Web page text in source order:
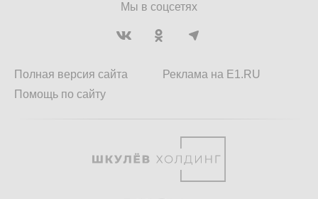
Мы в соцсетях
Полная версия сайта
Помощь по сайту
Реклама на E1.RU